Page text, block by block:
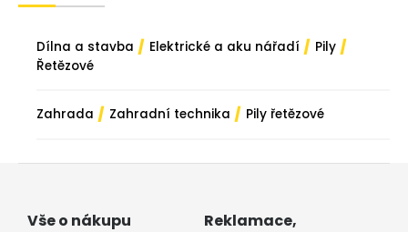
Dílna a stavba / Elektrické a aku nářadí / Pily /
Řetězové
Zahrada / Zahradní technika / Pily řetězové
Vše o nákupu
Reklamace,